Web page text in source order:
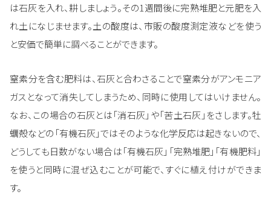
は石灰を入れ、耕しましょう。その1週間後に完熟堆肥と元肥を入
れ土になじませます。土の酸度は、市販の酸度測定液などを使う
と安価で簡単に調べることができます。
窒素分を含む肥料は、石灰と合わさることで窒素分がアンモニア
ガスとなって消失してしまうため、同時に使用してはいけません。
なお、この場合の石灰とは「消石灰」や「苦土石灰」をさします。牡
蠣殻などの「有機石灰」ではそのような化学反応は起きないので、
どうしても日数がない場合は「有機石灰」「完熟堆肥」「有機肥料」
を使うと同時に混ぜ込むことが可能で、すぐに植え付けができま
す。